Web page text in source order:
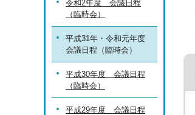
令和2年度 会議日程
（臨時会）
平成31年・令和元年度
会議日程（臨時会）
平成30年度 会議日程
（臨時会）
平成29年度 会議日程